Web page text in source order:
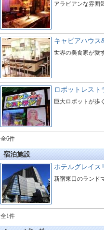
アラビアンな雰囲
キャビアハウス
世界の美食家が愛
ロボットレスト
巨大ロボットが歩
全6件
宿泊施設
ホテルグレイス
新宿東口のランド
全1件